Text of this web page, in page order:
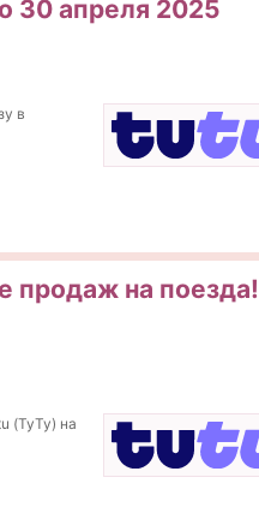
30 апреля 2025
в
продаж на поезда!
(ТуТу) на